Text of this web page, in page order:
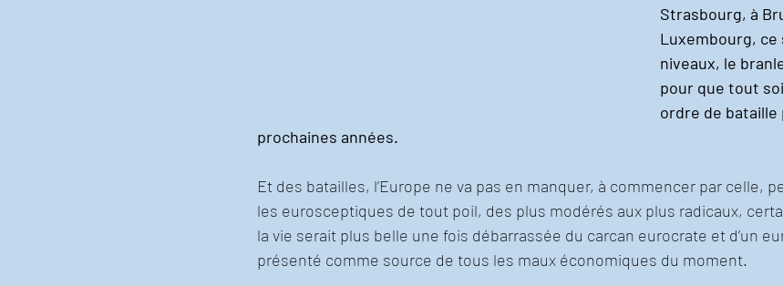
Strasbourg, à
Luxembourg,
niveaux, le
pour que tout
ordre de bataille
prochaines années.
Et des batailles, l’Europe ne va pas en manquer, à commencer par celle,
les eurosceptiques de tout poil, des plus modérés aux plus radicaux,
la vie serait plus belle une fois débarrassée du carcan eurocrate et d’un
présenté comme source de tous les maux économiques du moment.